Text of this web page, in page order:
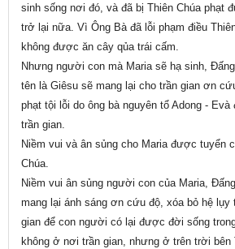
sinh sống nơi đó, và đã bị Thiên Chúa phạt
trở lại nữa. Vì Ông Bà đã lỗi phạm điều
không được ăn cây qủa trái cấm.
Nhưng người con mà Maria sẽ hạ sinh,
tên là Giêsu sẽ mang lại cho trần gian ơn
phạt tội lỗi do ông bà nguyên tổ Adong - Evà
trần gian.
Niềm vui và ân sủng cho Maria được tuyển
Chúa.
Niềm vui ân sủng người con của Maria,
mang lại ánh sáng ơn cứu độ, xóa bỏ hệ lụy
gian để con người có lại được đời sống
không ở nơi trần gian, nhưng ở trên trời bên